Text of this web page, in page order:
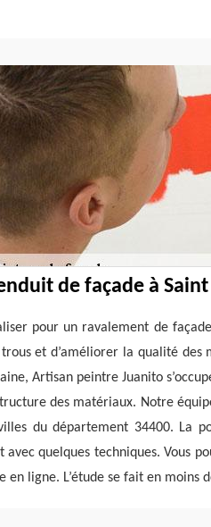
de façade à Saint
pour un ravalement de
et d’améliorer la qualité des
Artisan peintre Juanito
des matériaux. Notre
du département 34400. La
avec quelques techniques. Vous
en ligne. L’étude se fait en moins